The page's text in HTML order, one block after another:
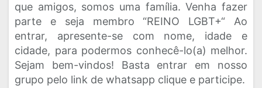
que amigos, somos uma família. Venha fazer
parte e seja membro “REINO LGBT+“ Ao
entrar, apresente-se com nome, idade e
cidade, para podermos conhecê-lo(a) melhor.
Sejam bem-vindos! Basta entrar em nosso
grupo pelo link de whatsapp clique e participe.